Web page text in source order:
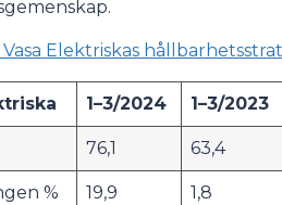
Elektriskas
1–3/2024 1–3/2023
76,1 63,4
% 19,9 1,8